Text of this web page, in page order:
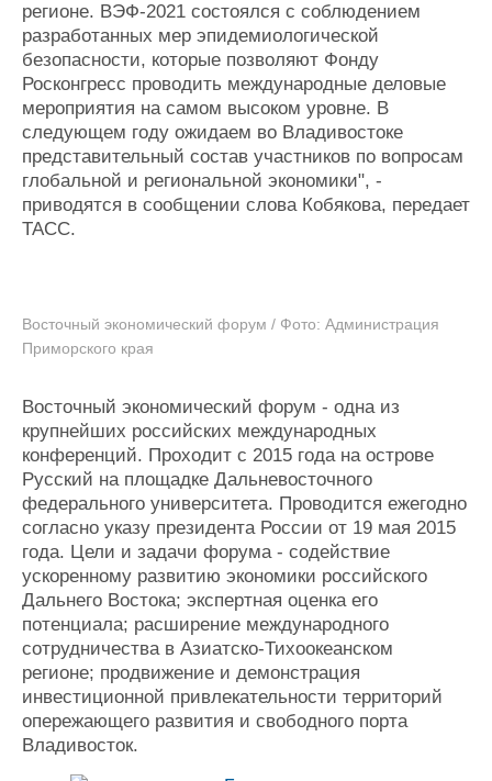
Конференции
Выставки и семинары
Личности
Словарь
Флот
Галерея флота
Форум
Отзывы
Все службы
регионе. ВЭФ-2021 состоялся с соблюдением
разработанных мер эпидемиологической
безопасности, которые позволяют Фонду
Росконгресс проводить международные деловые
мероприятия на самом высоком уровне. В
следующем году ожидаем во Владивостоке
представительный состав участников по вопросам
глобальной и региональной экономики", -
приводятся в сообщении слова Кобякова, передает
ТАСС.
Восточный экономический форум / Фото: Администрация
Приморского края
Восточный экономический форум - одна из
крупнейших российских международных
конференций. Проходит с 2015 года на острове
Русский на площадке Дальневосточного
федерального университета. Проводится ежегодно
согласно указу президента России от 19 мая 2015
года. Цели и задачи форума - содействие
ускоренному развитию экономики российского
Дальнего Востока; экспертная оценка его
потенциала; расширение международного
сотрудничества в Азиатско-Тихоокеанском
регионе; продвижение и демонстрация
инвестиционной привлекательности территорий
опережающего развития и свободного порта
Владивосток.